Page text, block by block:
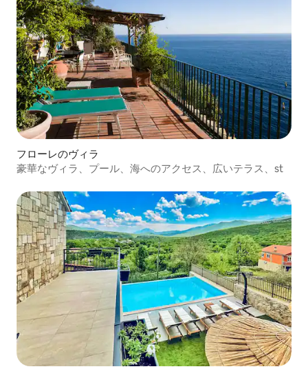
フローレのヴィラ
豪華なヴィラ、プール、海へのアクセス、広いテラス、st